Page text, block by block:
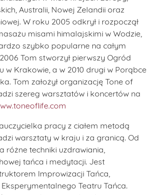
Australii, Nowej Zelandii oraz
W roku 2005 odkrył i rozpoczął
misami himalajskimi w Wodzie,
szybko popularne na całym
Tom stworzył pierwszy Ogród
w Krakowie, a w 2010 drugi w Porąbce
Tom założył organizację Tone of
szereg warsztatów i koncertów na
pracy z ciałem metodą
warsztaty w kraju i za granicą. Od
różne techniki uzdrawiania,
tańca i medytacji. Jest
Improwizacji Tańca,
Eksperymentalnego Teatru Tańca.